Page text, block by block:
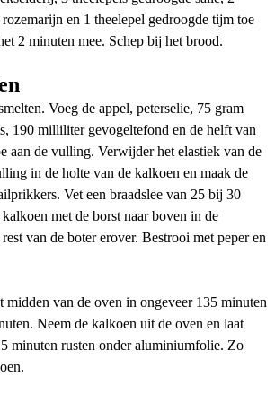
en 1 theelepel gedroogde tijm toe
2 minuten mee. Schep bij het brood.
Voeg de appel, peterselie, 75 gram
190 milliliter gevogeltefond en de helft van
aan de vulling. Verwijder het elastiek van de
in de holte van de kalkoen en maak de
Vet een braadslee van 25 bij 30
met de borst naar boven in de
van de boter erover. Bestrooi met peper en
midden van de oven in ongeveer 135 minuten
Neem de kalkoen uit de oven en laat
minuten rusten onder aluminiumfolie. Zo